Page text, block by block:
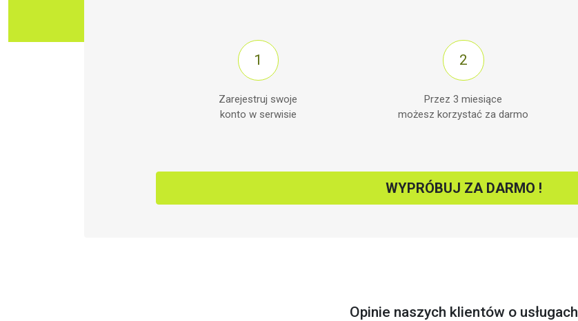
Zarejestruj swoje
konto w serwisie
Przez 3 miesiące
możesz korzystać za darmo
WYPRÓBUJ ZA DARMO !
Opinie naszych klientów o usługach